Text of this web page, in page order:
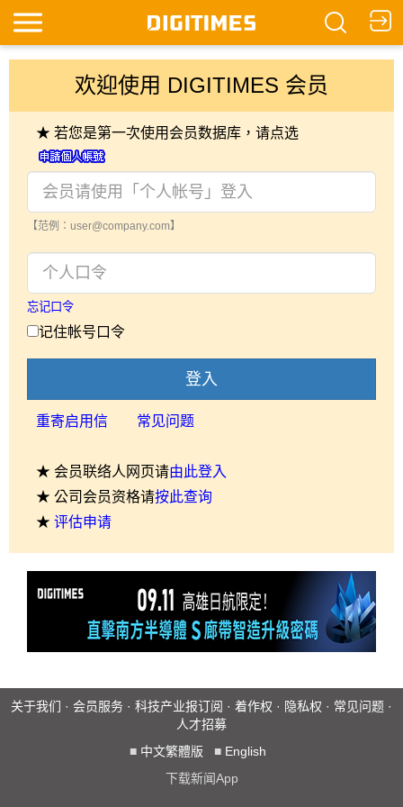
欢迎使用 DIGITIMES 会员
★ 若您是第一次使用会员数据库，请点选
【范例：user@company.com】
忘记口令
记住帐号口令
登入
重寄启用信 常见问题
★ 会员联络人网页请由此登入
★ 公司会员资格请按此查询
★ 评估申请
关于我们 · 会员服务 · 科技产业报订阅 · 着作权 · 隐私权 · 常见问题 ·
人才招募
■ 中文繁體版 ■ English
下载新闻App